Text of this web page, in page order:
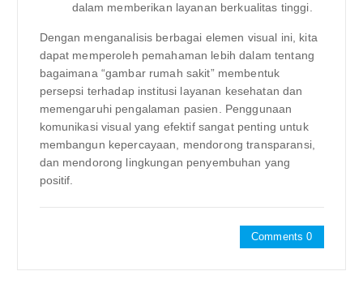
dalam memberikan layanan berkualitas tinggi.
Dengan menganalisis berbagai elemen visual ini, kita
dapat memperoleh pemahaman lebih dalam tentang
bagaimana “gambar rumah sakit” membentuk
persepsi terhadap institusi layanan kesehatan dan
memengaruhi pengalaman pasien. Penggunaan
komunikasi visual yang efektif sangat penting untuk
membangun kepercayaan, mendorong transparansi,
dan mendorong lingkungan penyembuhan yang
positif.
Comments 0